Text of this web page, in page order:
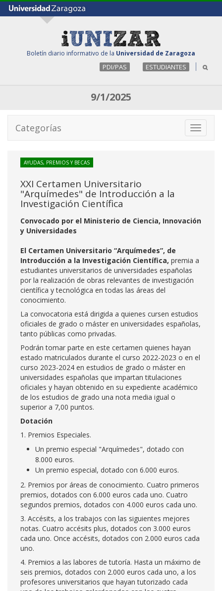
Boletín diario informativo de la Universidad de Zaragoza
PDI/PAS ESTUDIANTES
9/1/2025
Toggle
Categorías
AYUDAS, PREMIOS Y BECAS
XXI Certamen Universitario
"Arquímedes" de Introducción a la
Investigación Científica
Convocado por el Ministerio de Ciencia, Innovación
y Universidades
El Certamen Universitario “Arquímedes”, de
Introducción a la Investigación Científica, premia a
estudiantes universitarios de universidades españolas
por la realización de obras relevantes de investigación
científica y tecnológica en todas las áreas del
conocimiento.
La convocatoria está dirigida a quienes cursen estudios
oficiales de grado o máster en universidades españolas,
tanto públicas como privadas.
Podrán tomar parte en este certamen quienes hayan
estado matriculados durante el curso 2022-2023 o en el
curso 2023-2024 en estudios de grado o máster en
universidades españolas que impartan titulaciones
oficiales y hayan obtenido en su expediente académico
de los estudios de grado una nota media igual o
superior a 7,00 puntos.
Dotación
1. Premios Especiales.
Un premio especial "Arquímedes", dotado con
8.000 euros.
Un premio especial, dotado con 6.000 euros.
2. Premios por áreas de conocimiento. Cuatro primeros
premios, dotados con 6.000 euros cada uno. Cuatro
segundos premios, dotados con 4.000 euros cada uno.
3. Accésits, a los trabajos con las siguientes mejores
notas. Cuatro accésits plus, dotados con 3.000 euros
cada uno. Once accésits, dotados con 2.000 euros cada
uno.
4. Premios a las labores de tutoría. Hasta un máximo de
seis premios, dotados con 2.000 euros cada uno, a los
profesores universitarios que hayan tutorizado cada